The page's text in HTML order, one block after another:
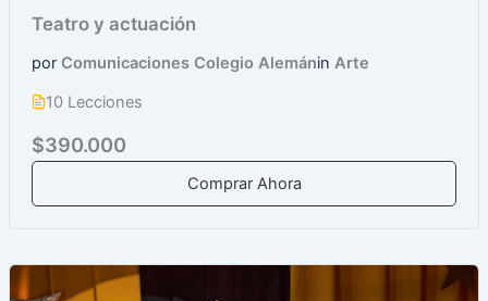
Teatro y actuación
por Comunicaciones Colegio Alemánin Arte
10 Lecciones
$390.000
Comprar Ahora